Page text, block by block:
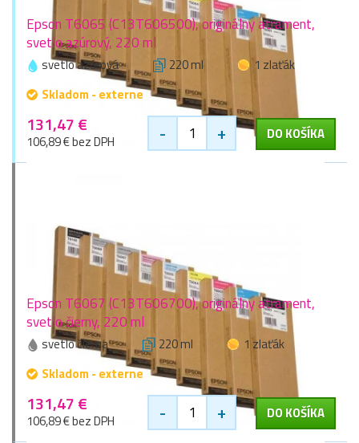
Epson T6065 (C13T606500), originálny atrament,
svetlo azúrový, 220 ml
svetlo azúrová 220 ml
1 zlaťák
Skladom - externe
131,47 €
106,89 € bez DPH - + DO KOŠÍKA
Epson T6067 (C13T606700), originálny atrament,
svetlo čierny, 220 ml
svetlo čierna 220 ml
1 zlaťák
Skladom - externe
131,47 €
106,89 € bez DPH - + DO KOŠÍKA